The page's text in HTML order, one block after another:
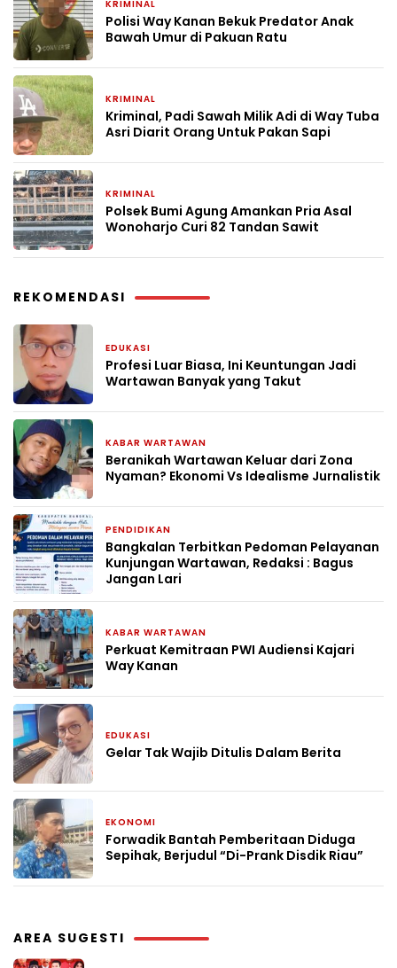
KRIMINAL
Polisi Way Kanan Bekuk Predator Anak
Bawah Umur di Pakuan Ratu
KRIMINAL
Kriminal, Padi Sawah Milik Adi di Way Tuba
Asri Diarit Orang Untuk Pakan Sapi
KRIMINAL
Polsek Bumi Agung Amankan Pria Asal
Wonoharjo Curi 82 Tandan Sawit
REKOMENDASI
EDUKASI
Profesi Luar Biasa, Ini Keuntungan Jadi
Wartawan Banyak yang Takut
KABAR WARTAWAN
Beranikah Wartawan Keluar dari Zona
Nyaman? Ekonomi Vs Idealisme Jurnalistik
PENDIDIKAN
Bangkalan Terbitkan Pedoman Pelayanan
Kunjungan Wartawan, Redaksi : Bagus
Jangan Lari
KABAR WARTAWAN
Perkuat Kemitraan PWI Audiensi Kajari
Way Kanan
EDUKASI
Gelar Tak Wajib Ditulis Dalam Berita
EKONOMI
Forwadik Bantah Pemberitaan Diduga
Sepihak, Berjudul “Di-Prank Disdik Riau”
AREA SUGESTI